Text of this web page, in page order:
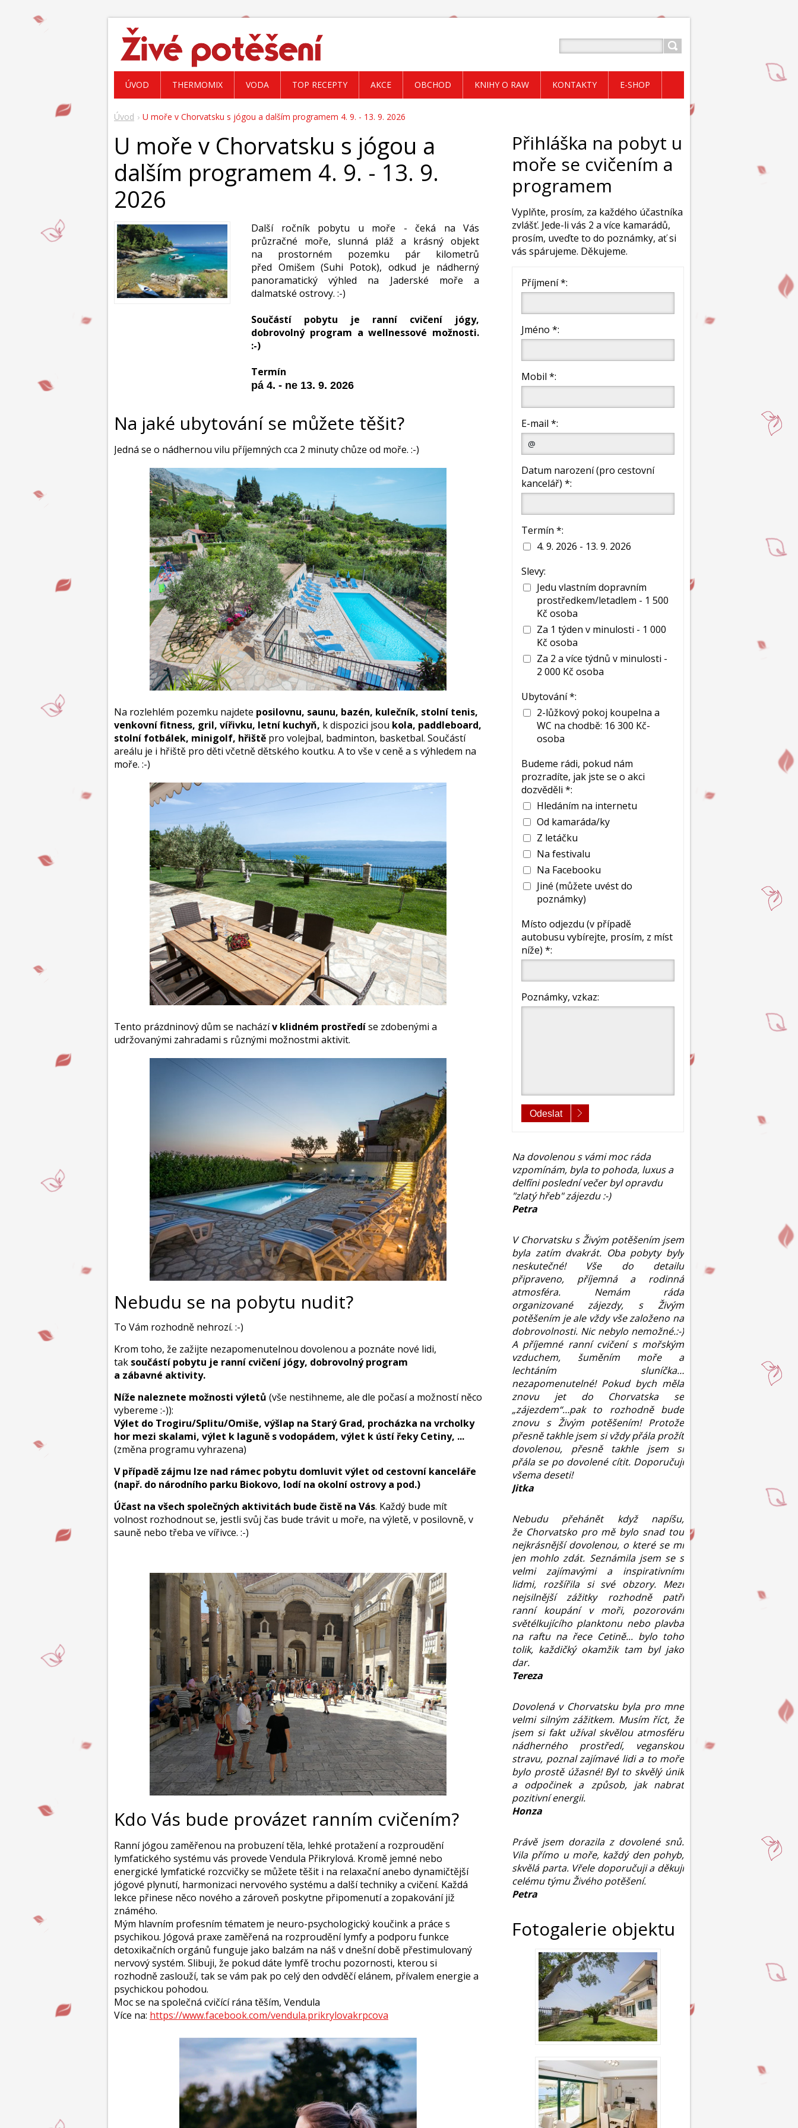
Úvod U moře v Chorvatsku s jógou a dalším programem 4. 9. - 13. 9. 2026
U moře v Chorvatsku s jógou a
dalším programem 4. 9. - 13. 9.
2026
Další ročník pobytu u moře - čeká na Vás
průzračné moře, slunná pláž a krásný objekt
na prostorném pozemku pár kilometrů
před Omišem (Suhi Potok), odkud je nádherný
panoramatický výhled na Jaderské moře a
dalmatské ostrovy. :-)
Součástí pobytu je ranní cvičení jógy,
dobrovolný program a wellnessové možnosti.
:-)
Termín
pá 4. - ne 13. 9. 2026
Na jaké ubytování se můžete těšit?
Jedná se o nádhernou vilu příjemných cca 2 minuty chůze od moře. :-)
Na rozlehlém pozemku najdete posilovnu, saunu, bazén, kulečník, stolní tenis,
venkovní fitness, gril, vířivku, letní kuchyň, k dispozici jsou kola, paddleboard,
stolní fotbálek, minigolf, hřiště pro volejbal, badminton, basketbal. Součástí
areálu je i hřiště pro děti včetně dětského koutku. A to vše v ceně a s výhledem na
moře. :-)
Tento prázdninový dům se nacházív klidném prostředíse zdobenými a
udržovanými zahradami s různými možnostmi aktivit.
Nebudu se na pobytu nudit?
To Vám rozhodně nehrozí. :-)
Krom toho, že zažijte nezapomenutelnou dovolenou a poznáte nové lidi,
tak součástí pobytu je ranní cvičení jógy, dobrovolný program
a zábavné aktivity.
Níže naleznete možnosti výletů (vše nestihneme, ale dle počasí a možností něco
vybereme :-)):
Výlet do Trogiru/Splitu/Omiše, výšlap na Starý Grad, procházka na vrcholky
hor mezi skalami, výlet k laguně s vodopádem, výlet k ústí řeky Cetiny, ...
(změna programu vyhrazena)
V případě zájmu lze nad rámec pobytu domluvit výlet od cestovní kanceláře
(např. do národního parku Biokovo, lodí na okolní ostrovya pod.)
Účast na všech společných aktivitách bude čistě na Vás. Každý bude mít
volnost rozhodnout se, jestli svůj čas bude trávit u moře, na výletě, v posilovně, v
sauně nebo třeba ve vířivce. :-)
Kdo Vás bude provázet ranním cvičením?
Ranní jógou zaměřenou na probuzení těla, lehké protažení a rozproudění
lymfatického systému vás provede Vendula Přikrylová. Kromě jemné nebo
energické lymfatické rozcvičky se můžete těšit i na relaxační anebo dynamičtější
jógové plynutí, harmonizaci nervového systému a další techniky a cvičení. Každá
lekce přinese něco nového a zároveň poskytne připomenutí a zopakování již
známého.
Mým hlavním profesním tématem je neuro-psychologický koučink a práce s
psychikou. Jógová praxe zaměřená na rozproudění lymfy a podporu funkce
detoxikačních orgánů funguje jako balzám na náš v dnešní době přestimulovaný
nervový systém. Slibuji, že pokud dáte lymfě trochu pozornosti, kterou si
rozhodně zaslouží, tak se vám pak po celý den odvděčí elánem, přívalem energie a
psychickou pohodou.
Moc se na společná cvičící rána těším, Vendula
Více na: https://www.facebook.com/vendula.prikrylovakrpcova
Přihláška na pobyt u
moře se cvičením a
programem
Vyplňte, prosím, za každého účastníka
zvlášť. Jede-li vás 2 a více kamarádů,
prosím, uveďte to do poznámky, ať si
vás spárujeme. Děkujeme.
Příjmení *:
Jméno *:
Mobil *:
E-mail *:
Datum narození (pro cestovní
kancelář) *:
Termín *:
4. 9. 2026 - 13. 9. 2026
Slevy:
Jedu vlastním dopravním
prostředkem/letadlem - 1 500
Kč osoba
Za 1 týden v minulosti - 1 000
Kč osoba
Za 2 a více týdnů v minulosti -
2 000 Kč osoba
Ubytování *:
2-lůžkový pokoj koupelna a
WC na chodbě: 16 300 Kč-
osoba
Budeme rádi, pokud nám
prozradíte, jak jste se o akci
dozvěděli *:
Hledáním na internetu
Od kamaráda/ky
Z letáčku
Na festivalu
Na Facebooku
Jiné (můžete uvést do
poznámky)
Místo odjezdu (v případě
autobusu vybírejte, prosím, z míst
níže) *:
Poznámky, vzkaz:
Odeslat
Na dovolenou s vámi moc ráda
vzpomínám, byla to pohoda, luxus a
delfíni poslední večer byl opravdu
"zlatý hřeb" zájezdu :-)
Petra
V Chorvatsku s Živým potěšením jsem
byla zatím dvakrát. Oba pobyty byly
neskutečné! Vše do detailu
připraveno, příjemná a rodinná
atmosféra. Nemám ráda
organizované zájezdy, s Živým
potěšením je ale vždy vše založeno na
dobrovolnosti. Nic nebylo nemožné.:-)
A příjemné ranní cvičení s mořským
vzduchem, šuměním moře a
lechtáním sluníčka…
nezapomenutelné! Pokud bych měla
znovu jet do Chorvatska se
„zájezdem“…pak to rozhodně bude
znovu s Živým potěšením! Protože
přesně takhle jsem si vždy přála prožít
dovolenou, přesně takhle jsem si
přála se po dovolené cítit. Doporučuji
všema deseti!
Jitka
Nebudu přehánět když napíšu,
že Chorvatsko pro mě bylo snad tou
nejkrásnější dovolenou, o které se mi
jen mohlo zdát. Seznámila jsem se s
velmi zajímavými a inspirativními
lidmi, rozšířila si své obzory. Mezi
nejsilnější zážitky rozhodně patří
ranní koupání v moři, pozorování
světélkujícího planktonu nebo plavba
na raftu na řece Cetině... bylo toho
tolik, každičký okamžik tam byl jako
dar.
Tereza
Dovolená v Chorvatsku byla pro mne
velmi silným zážitkem. Musím říct, že
jsem si fakt užíval skvělou atmosféru
nádherného prostředí, veganskou
stravu, poznal zajímavé lidi a to moře
bylo prostě úžasné! Byl to skvělý únik
a odpočinek a způsob, jak nabrat
pozitivní energii.
Honza
Právě jsem dorazila z dovolené snů.
Vila přímo u moře, každý den pohyb,
skvělá parta. Vřele doporučuji a děkuji
celému týmu Živého potěšení.
Petra
Fotogalerie objektu
ÚVOD THERMOMIX VODA TOP RECEPTY AKCE OBCHOD KNIHY O RAW KONTAKTY E-SHOP